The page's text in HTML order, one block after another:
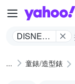
DISNEY
童錶/造型錶